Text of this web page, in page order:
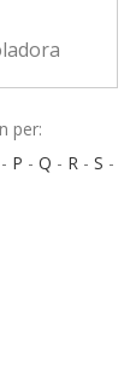
per:
- P - Q - R - S -